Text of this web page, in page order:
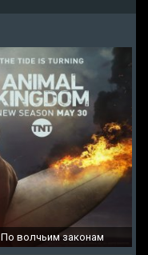
По волчьим законам